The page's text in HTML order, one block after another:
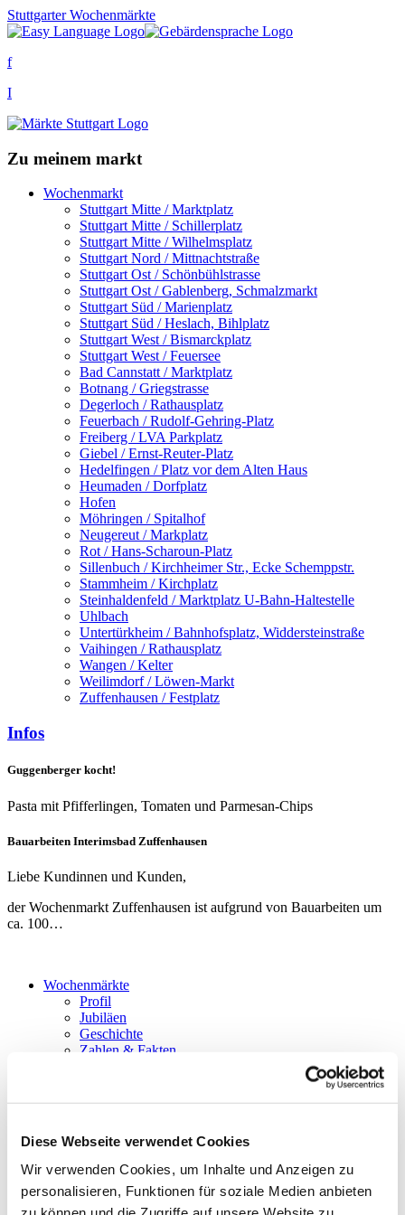
Diese Webseite verwendet Cookies
Wir verwenden Cookies, um Inhalte und Anzeigen zu
personalisieren, Funktionen für soziale Medien anbieten
Stuttgarter Wochenmärkte
f
I
Zu meinem markt
Wochenmarkt
Stuttgart Mitte / Marktplatz
Stuttgart Mitte / Schillerplatz
Stuttgart Mitte / Wilhelmsplatz
Stuttgart Nord / Mittnachtstraße
Stuttgart Ost / Schönbühlstrasse
Stuttgart Ost / Gablenberg, Schmalzmarkt
Stuttgart Süd / Marienplatz
Stuttgart Süd / Heslach, Bihlplatz
Stuttgart West / Bismarckplatz
Stuttgart West / Feuersee
Bad Cannstatt / Marktplatz
Botnang / Griegstrasse
Degerloch / Rathausplatz
Feuerbach / Rudolf-Gehring-Platz
Freiberg / LVA Parkplatz
Giebel / Ernst-Reuter-Platz
Hedelfingen / Platz vor dem Alten Haus
Heumaden / Dorfplatz
Hofen
Möhringen / Spitalhof
Neugereut / Markplatz
Rot / Hans-Scharoun-Platz
Sillenbuch / Kirchheimer Str., Ecke Schemppstr.
Stammheim / Kirchplatz
Steinhaldenfeld / Marktplatz U-Bahn-Haltestelle
Uhlbach
Untertürkheim / Bahnhofsplatz, Widdersteinstraße
Vaihingen / Rathausplatz
Wangen / Kelter
Weilimdorf / Löwen-Markt
Zuffenhausen / Festplatz
Infos
Guggenberger kocht!
Pasta mit Pfifferlingen, Tomaten und Parmesan-Chips
Bauarbeiten Interimsbad Zuffenhausen
Liebe Kundinnen und Kunden,
der Wochenmarkt Zuffenhausen ist aufgrund von Bauarbeiten um
ca. 100…
Wochenmärkte
Profil
Jubiläen
Geschichte
Zahlen & Fakten
Social Media
Downloads